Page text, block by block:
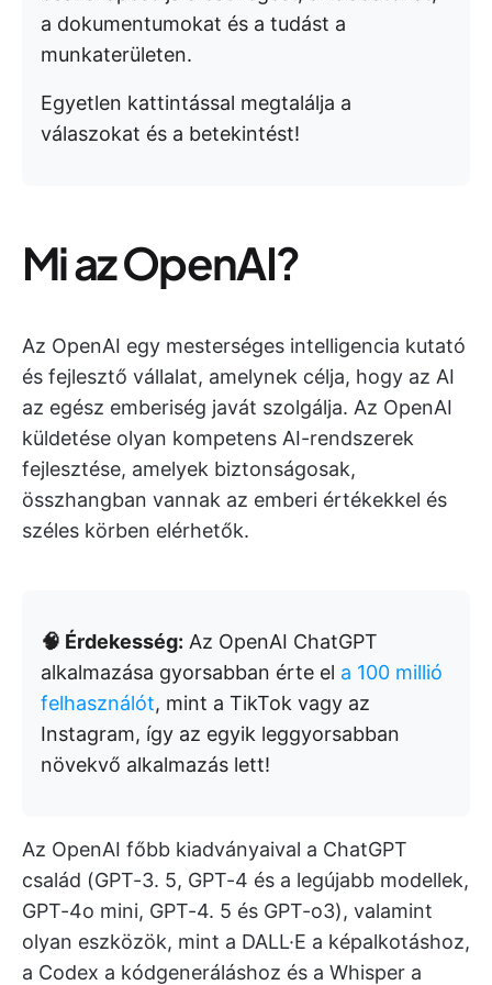
a dokumentumokat és a tudást a
munkaterületen.
Egyetlen kattintással megtalálja a
válaszokat és a betekintést!
Mi az OpenAI?
Az OpenAI egy mesterséges intelligencia kutató
és fejlesztő vállalat, amelynek célja, hogy az AI
az egész emberiség javát szolgálja. Az OpenAI
küldetése olyan kompetens AI-rendszerek
fejlesztése, amelyek biztonságosak,
összhangban vannak az emberi értékekkel és
széles körben elérhetők.
🧠 Érdekesség: Az OpenAI ChatGPT
alkalmazása gyorsabban érte el a 100 millió
felhasználót, mint a TikTok vagy az
Instagram, így az egyik leggyorsabban
növekvő alkalmazás lett!
Az OpenAI főbb kiadványaival a ChatGPT
család (GPT-3. 5, GPT-4 és a legújabb modellek,
GPT-4o mini, GPT-4. 5 és GPT-o3), valamint
olyan eszközök, mint a DALL·E a képalkotáshoz,
a Codex a kódgeneráláshoz és a Whisper a